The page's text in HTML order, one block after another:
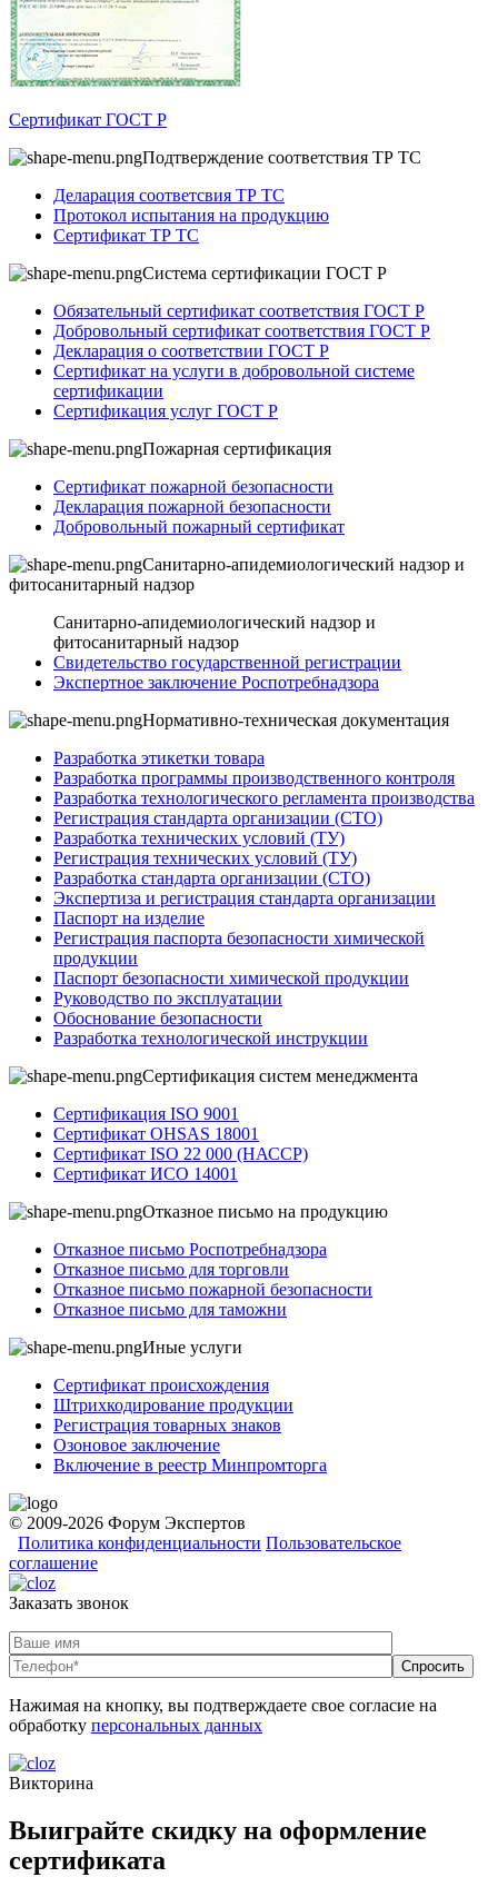
Сертификат ГОСТ Р
Подтверждение соответствия ТР ТС
Деларация соответсвия ТР ТС
Протокол испытания на продукцию
Сертификат ТР ТС
Система сертификации ГОСТ Р
Обязательный сертификат соответствия ГОСТ Р
Добровольный сертификат соответствия ГОСТ Р
Декларация о соответствии ГОСТ Р
Сертификат на услуги в добровольной системе
сертификации
Сертификация услуг ГОСТ Р
Пожарная сертификация
Сертификат пожарной безопасности
Декларация пожарной безопасности
Добровольный пожарный сертификат
Санитарно-апидемиологический надзор и
фитосанитарный надзор
Санитарно-апидемиологический надзор и
фитосанитарный надзор
Свидетельство государственной регистрации
Экспертное заключение Роспотребнадзора
Нормативно-техническая документация
Разработка этикетки товара
Разработка программы производственного контроля
Разработка технологического регламента производства
Регистрация стандарта организации (СТО)
Разработка технических условий (ТУ)
Регистрация технических условий (ТУ)
Разработка стандарта организации (СТО)
Экспертиза и регистрация стандарта организации
Паспорт на изделие
Регистрация паспорта безопасности химической
продукции
Паспорт безопасности химической продукции
Руководство по эксплуатации
Обоснование безопасности
Разработка технологической инструкции
Сертификация систем менеджмента
Сертификация ISO 9001
Сертификат OHSAS 18001
Сертификат ISO 22 000 (НАССР)
Сертификат ИСО 14001
Отказное письмо на продукцию
Отказное письмо Роспотребнадзора
Отказное письмо для торговли
Отказное письмо пожарной безопасности
Отказное письмо для таможни
Иные услуги
Сертификат происхождения
Штрихкодирование продукции
Регистрация товарных знаков
Озоновое заключение
Включение в реестр Минпромторга
© 2009-2026 Форум Экспертов
Политика конфиденциальности Пользовательское
соглашение
Заказать звонок
Нажимая на кнопку, вы подтверждаете свое согласие на
обработку персональных данных
Викторина
Выиграйте скидку на оформление
сертификата